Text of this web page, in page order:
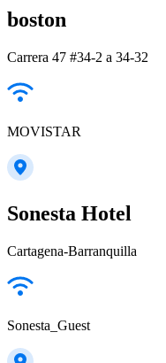
boston
Carrera 47 #34-2 a 34-32
MOVISTAR
Sonesta Hotel
Cartagena-Barranquilla
Sonesta_Guest